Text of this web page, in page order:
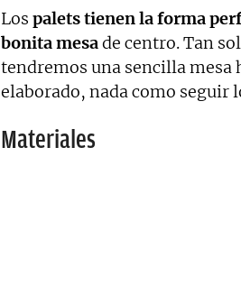
Los palets tienen la forma
bonita mesade centro. Tan
tendremos una sencilla mesa
elaborado, nada como seguir
Materiales